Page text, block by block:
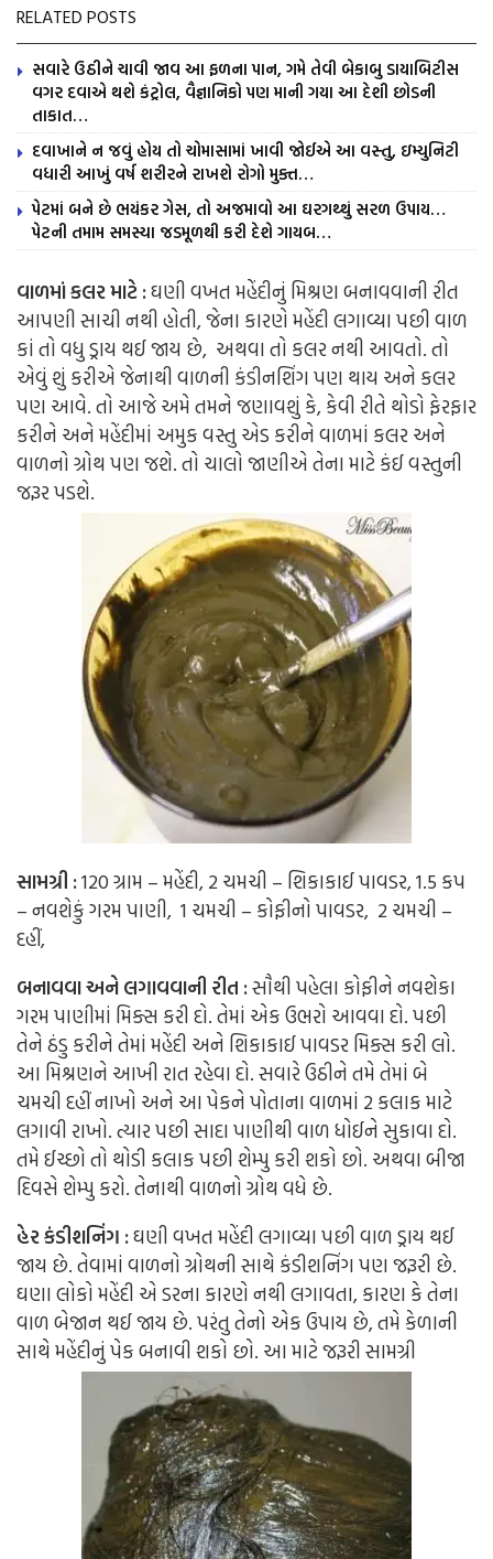
RELATED POSTS
સવારે ઉઠીને ચાવી જાવ આ ફળના પાન, ગમે તેવી બેકાબુ ડાયાબિટીસ
વગર દવાએ થશે કંટ્રોલ, વૈજ્ઞાનિકો પણ માની ગયા આ દેશી છોડની
તાકાત…
દવાખાને ન જવું હોય તો ચોમાસામાં ખાવી જોઈએ આ વસ્તુ, ઇમ્યુનિટી
વધારી આખું વર્ષ શરીરને રાખશે રોગો મુક્ત…
પેટમાં બને છે ભયંકર ગેસ, તો અજમાવો આ ઘરગથ્થું સરળ ઉપાય…
પેટની તમામ સમસ્યા જડમૂળથી કરી દેશે ગાયબ…
વાળમાં કલર માટે :ઘણી વખત મહેંદીનું મિશ્રણ બનાવવાની રીત
આપણી સાચી નથી હોતી, જેના કારણે મહેંદી લગાવ્યા પછી વાળ
કાં તો વધુ ડ્રાય થઈ જાય છે, અથવા તો કલર નથી આવતો. તો
એવું શું કરીએ જેનાથી વાળની કંડીનશિંગ પણ થાય અને કલર
પણ આવે. તો આજે અમે તમને જણાવશું કે, કેવી રીતે થોડો ફેરફાર
કરીને અને મહેંદીમાં અમુક વસ્તુ એડ કરીને વાળમાં કલર અને
વાળનો ગ્રોથ પણ જશે. તો ચાલો જાણીએ તેના માટે કંઈ વસ્તુની
જરૂર પડશે.
સામગ્રી :120 ગ્રામ – મહેંદી, 2 ચમચી – શિકાકાઈ પાવડર, 1.5 કપ
– નવશેકું ગરમ પાણી, 1 ચમચી – કોફીનો પાવડર, 2 ચમચી –
દહીં,
બનાવવા અને લગાવવાની રીત :સૌથી પહેલા કોફીને નવશેકા
ગરમ પાણીમાં મિક્સ કરી દો. તેમાં એક ઉભરો આવવા દો. પછી
તેને ઠંડુ કરીને તેમાં મહેંદી અને શિકાકાઈ પાવડર મિક્સ કરી લો.
આ મિશ્રણને આખી રાત રહેવા દો. સવારે ઉઠીને તમે તેમાં બે
ચમચી દહીં નાખો અને આ પેકને પોતાના વાળમાં 2 કલાક માટે
લગાવી રાખો. ત્યાર પછી સાદા પાણીથી વાળ ધોઈને સુકાવા દો.
તમે ઈચ્છો તો થોડી કલાક પછી શેમ્પુ કરી શકો છો. અથવા બીજા
દિવસે શેમ્પુ કરો. તેનાથી વાળનો ગ્રોથ વધે છે.
હેર કંડીશનિંગ :ઘણી વખત મહેંદી લગાવ્યા પછી વાળ ડ્રાય થઈ
જાય છે. તેવામાં વાળનો ગ્રોથની સાથે કંડીશનિંગ પણ જરૂરી છે.
ઘણા લોકો મહેંદી એ ડરના કારણે નથી લગાવતા, કારણ કે તેના
વાળ બેજાન થઈ જાય છે. પરંતુ તેનો એક ઉપાય છે, તમે કેળાની
સાથે મહેંદીનું પેક બનાવી શકો છો. આ માટે જરૂરી સામગ્રી